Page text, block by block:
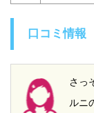
口コミ情報
さっ
ルニ